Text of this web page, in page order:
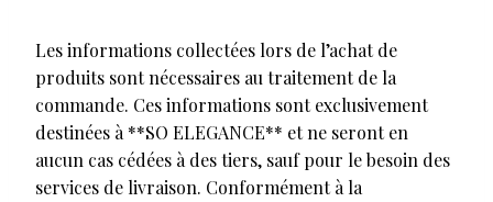
Les informations collectées lors de l’achat de
produits sont nécessaires au traitement de la
commande. Ces informations sont exclusivement
destinées à **SO ELEGANCE** et ne seront en
aucun cas cédées à des tiers, sauf pour le besoin des
services de livraison. Conformément à la